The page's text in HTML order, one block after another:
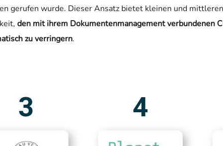
gerufen wurde. Dieser Ansatz bietet kleinen und
den mit ihrem Dokumentenmanagement verbundenen
zu verringern.
3 4